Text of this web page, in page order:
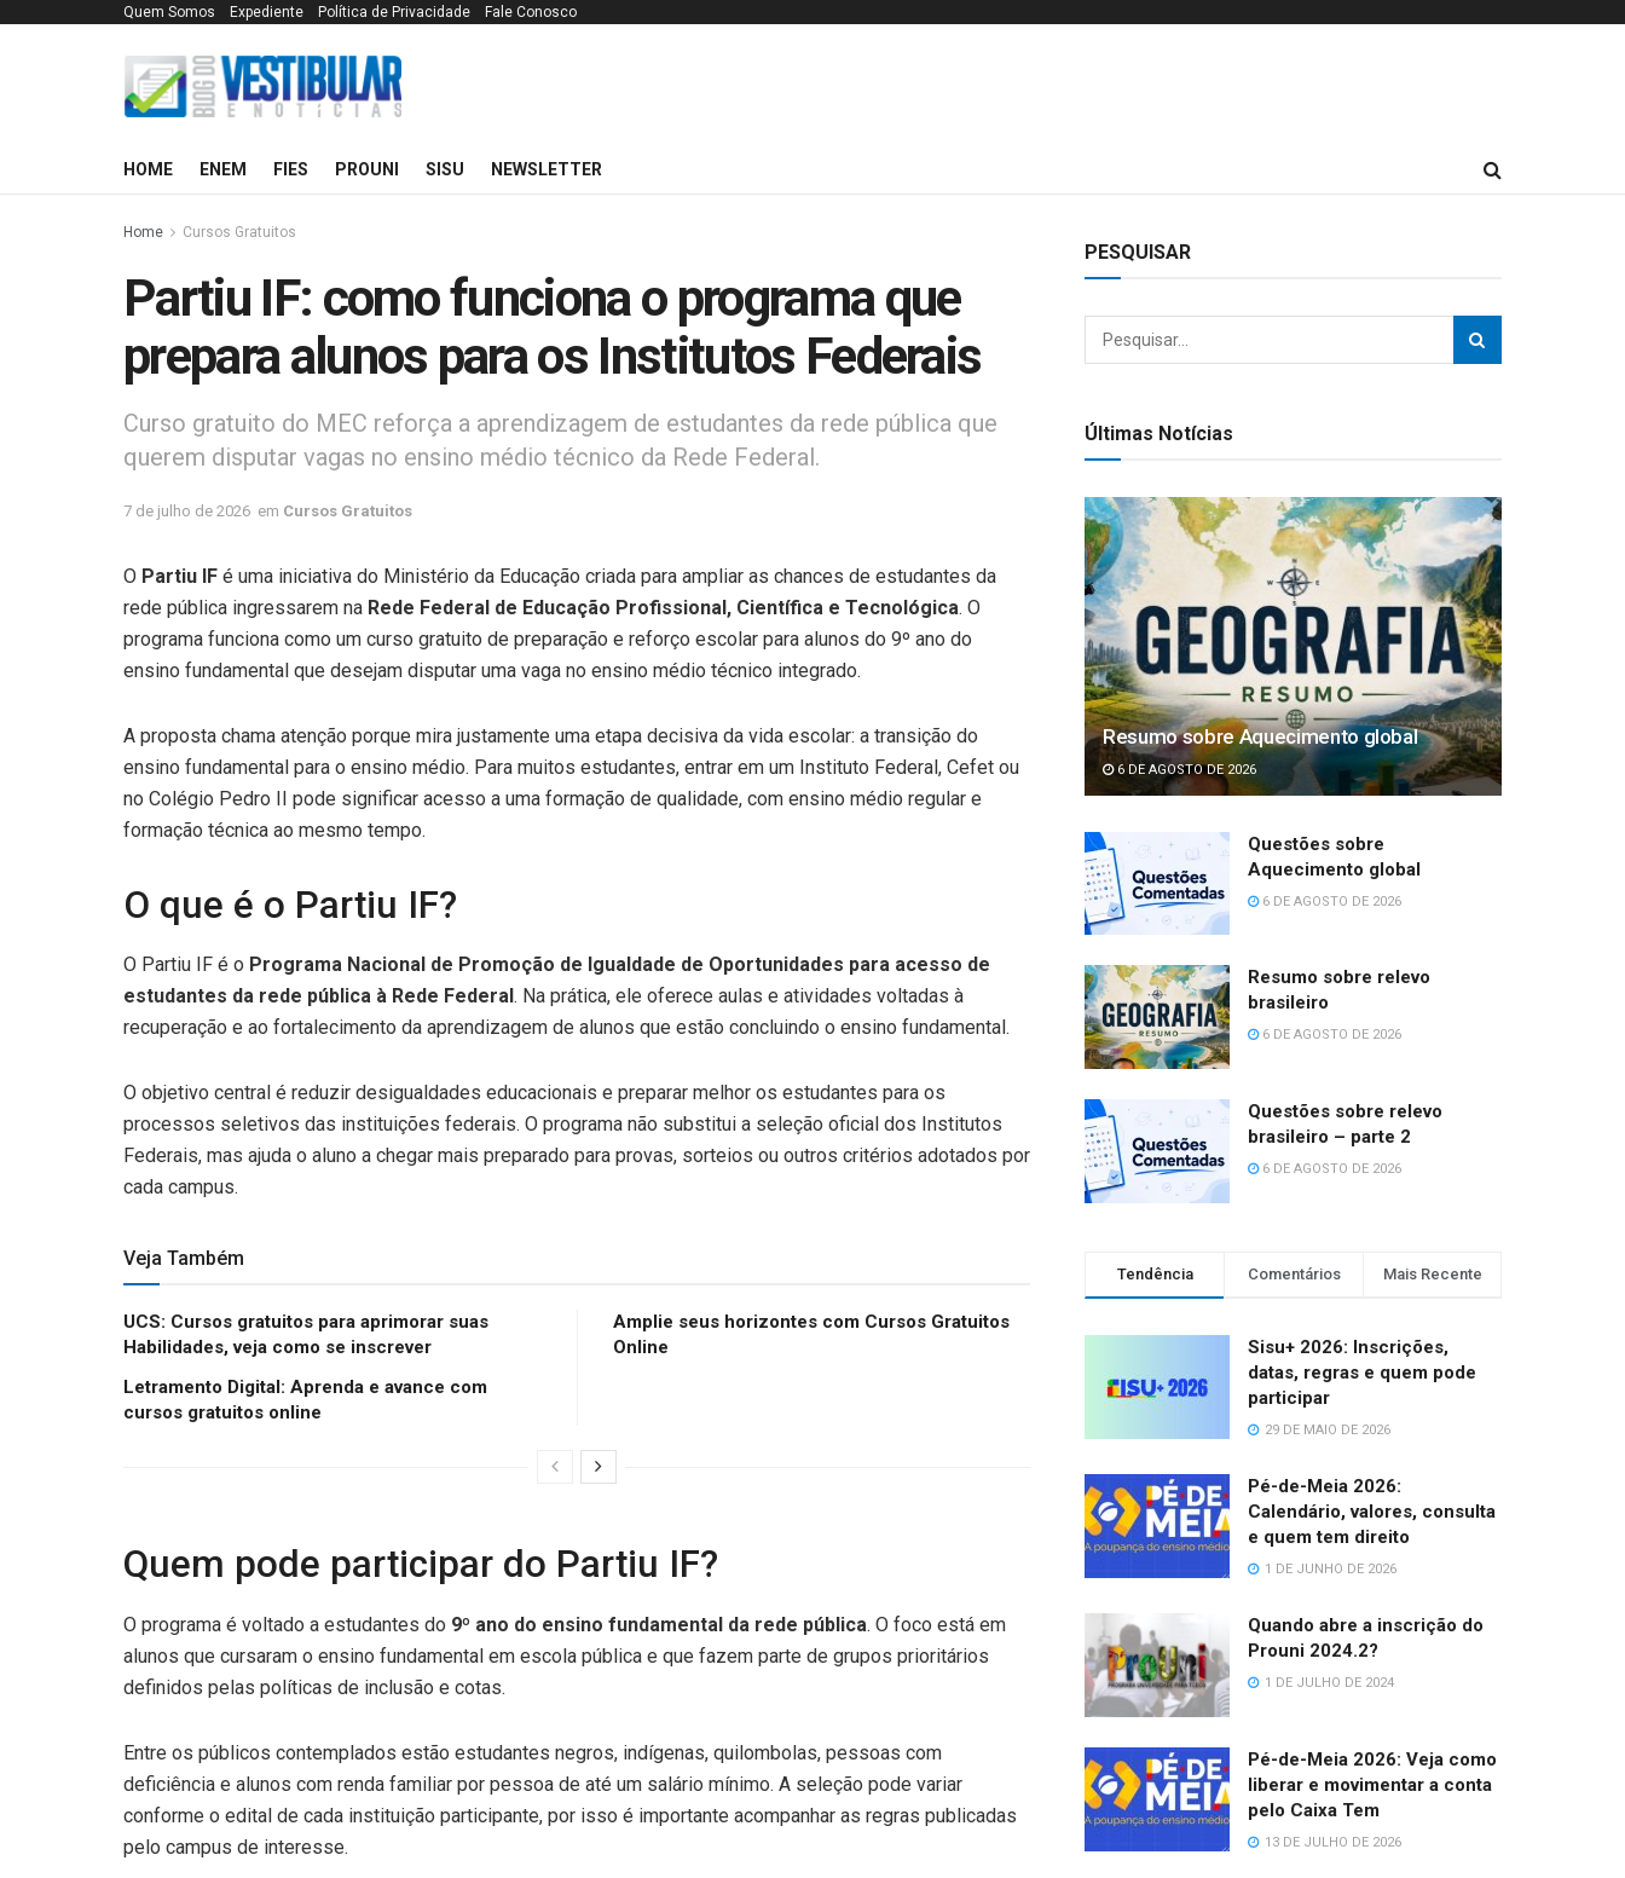
Quem Somos Expediente Política de Privacidade Fale Conosco
HOME ENEM FIES PROUNI SISU NEWSLETTER
Home Cursos Gratuitos
Partiu IF: como funciona o programa que
prepara alunos para os Institutos Federais
Curso gratuito do MEC reforça a aprendizagem de estudantes da rede pública que
querem disputar vagas no ensino médio técnico da Rede Federal.
7 de julho de 2026 em Cursos Gratuitos
O Partiu IF é uma iniciativa do Ministério da Educação criada para ampliar as chances de estudantes da
rede pública ingressarem na Rede Federal de Educação Profissional, Científica e Tecnológica. O
programa funciona como um curso gratuito de preparação e reforço escolar para alunos do 9º ano do
ensino fundamental que desejam disputar uma vaga no ensino médio técnico integrado.
A proposta chama atenção porque mira justamente uma etapa decisiva da vida escolar: a transição do
ensino fundamental para o ensino médio. Para muitos estudantes, entrar em um Instituto Federal, Cefet ou
no Colégio Pedro II pode significar acesso a uma formação de qualidade, com ensino médio regular e
formação técnica ao mesmo tempo.
O que é o Partiu IF?
O Partiu IF é o Programa Nacional de Promoção de Igualdade de Oportunidades para acesso de
estudantes da rede pública à Rede Federal . Na prática, ele oferece aulas e atividades voltadas à
recuperação e ao fortalecimento da aprendizagem de alunos que estão concluindo o ensino fundamental.
O objetivo central é reduzir desigualdades educacionais e preparar melhor os estudantes para os
processos seletivos das instituições federais. O programa não substitui a seleção oficial dos Institutos
Federais, mas ajuda o aluno a chegar mais preparado para provas, sorteios ou outros critérios adotados por
cada campus.
Veja Também
UCS: Cursos gratuitos para aprimorar suas
Habilidades, veja como se inscrever
Letramento Digital: Aprenda e avance com
cursos gratuitos online
Amplie seus horizontes com Cursos Gratuitos
Online
Quem pode participar do Partiu IF?
O programa é voltado a estudantes do 9º ano do ensino fundamental da rede pública. O foco está em
alunos que cursaram o ensino fundamental em escola pública e que fazem parte de grupos prioritários
definidos pelas políticas de inclusão e cotas.
Entre os públicos contemplados estão estudantes negros, indígenas, quilombolas, pessoas com
deficiência e alunos com renda familiar por pessoa de até um salário mínimo. A seleção pode variar
conforme o edital de cada instituição participante, por isso é importante acompanhar as regras publicadas
pelo campus de interesse.
PESQUISAR
Últimas Notícias
Resumo sobre Aquecimento global
6 DE AGOSTO DE 2026
Questões sobre
Aquecimento global
6 DE AGOSTO DE 2026
Resumo sobre relevo
brasileiro
6 DE AGOSTO DE 2026
Questões sobre relevo
brasileiro – parte 2
6 DE AGOSTO DE 2026
Tendência Comentários Mais Recente
Sisu+ 2026: Inscrições,
datas, regras e quem pode
participar
29 DE MAIO DE 2026
Pé-de-Meia 2026:
Calendário, valores, consulta
e quem tem direito
1 DE JUNHO DE 2026
Quando abre a inscrição do
Prouni 2024.2?
1 DE JULHO DE 2024
Pé-de-Meia 2026: Veja como
liberar e movimentar a conta
pelo Caixa Tem
13 DE JULHO DE 2026